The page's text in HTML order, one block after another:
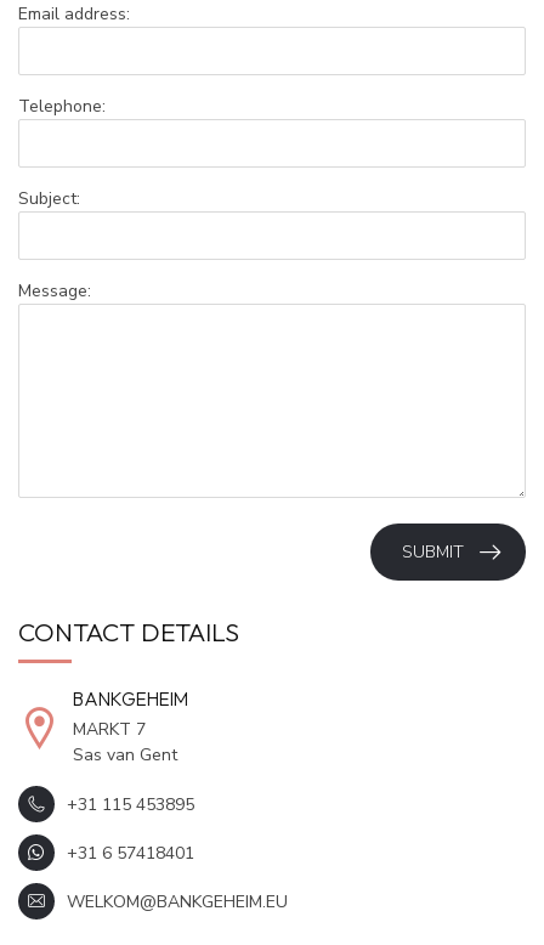
Email address:
Telephone:
Subject:
Message:
SUBMIT
CONTACT DETAILS
+31 115 453895
+31 6 57418401
WELKOM@BANKGEHEIM.EU
BANKGEHEIM
MARKT 7
Sas van Gent